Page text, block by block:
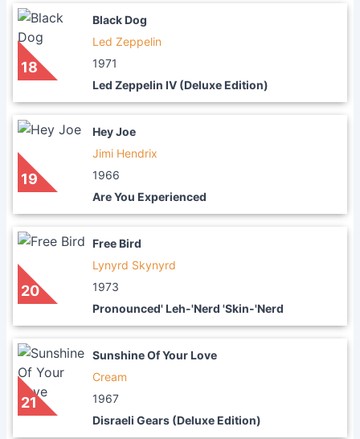
18
Black Dog
Led Zeppelin
1971
Led Zeppelin IV (Deluxe Edition)
19
Hey Joe
Jimi Hendrix
1966
Are You Experienced
20
Free Bird
Lynyrd Skynyrd
1973
Pronounced' Leh-'Nerd 'Skin-'Nerd
21
Sunshine Of Your Love
Cream
1967
Disraeli Gears (Deluxe Edition)